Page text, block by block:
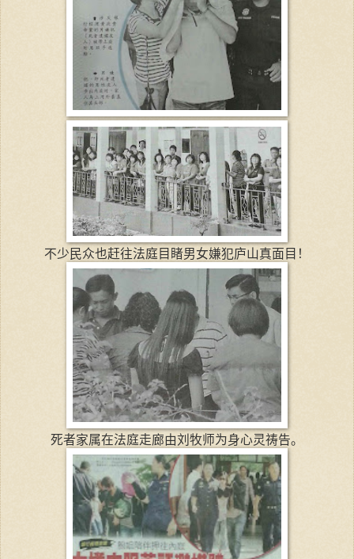
不少民众也赶往法庭目睹男女嫌犯庐山真面目！
死者家属在法庭走廊由刘牧师为身心灵祷告。